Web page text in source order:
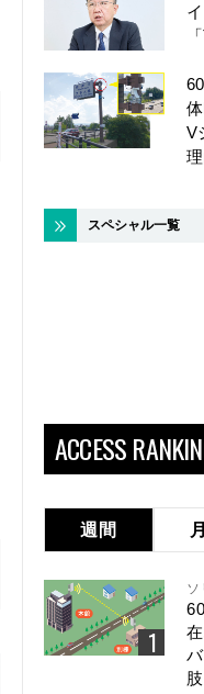
V
スペシャル一覧
ACCESS
週間
ソ